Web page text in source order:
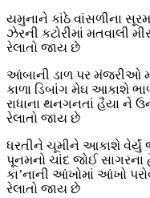
યમુનાને કાંઠે વાંસળીના
ઝેરની કટોરીમાં મતવાલી
રેલાતો જાય છે
આંબાની ડાળ પર મંજરીઓ
કાળા ડિબાંગ મેઘ આકાશે
રાધાના થનગનતાં હૈયા ને
રેલાતો જાય છે
ધરતીને ચૂમીને આકાશે
પૂનમનો ચાંદ જોઈ સાગરના
કા’નાની આંખોમાં આંખો
રેલાતો જાય છે